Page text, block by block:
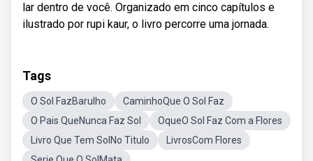
lar dentro de você. Organizado em cinco capítulos e
ilustrado por rupi kaur, o livro percorre uma jornada.
Tags
O Sol FazBarulho
CaminhoQue O Sol Faz
O Pais QueNunca Faz Sol
OqueO Sol Faz Com a Flores
Livro Que Tem SolNo Titulo
LivrosCom Flores